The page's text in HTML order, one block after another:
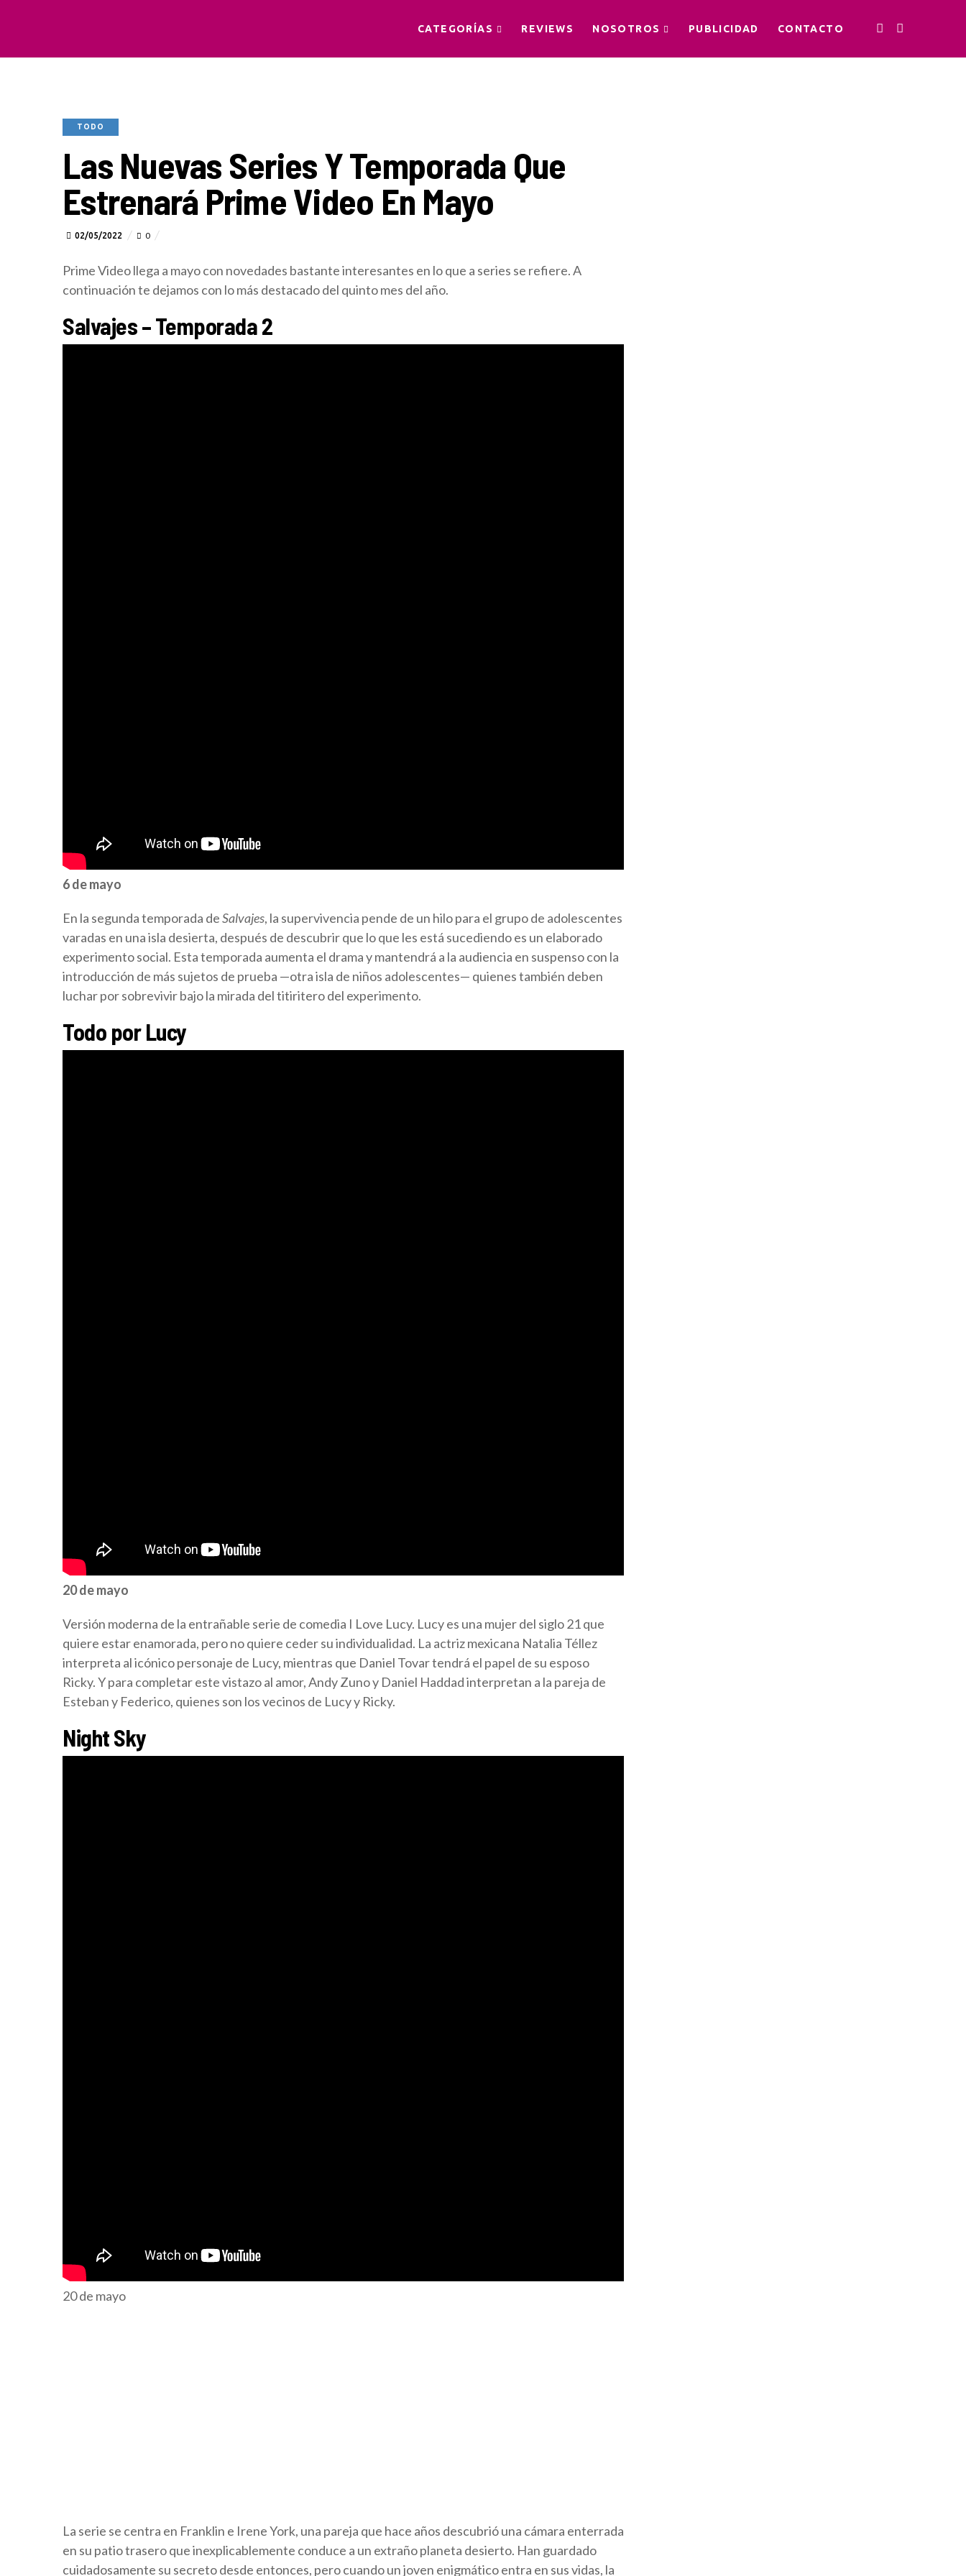
CATEGORÍAS REVIEWS NOSOTROS PUBLICIDAD CONTACTO
TODO
Las Nuevas Series Y Temporada Que
Estrenará Prime Video En Mayo
02/05/2022 0
Prime Video llega a mayo con novedades bastante interesantes en lo que a series se refiere. A
continuación te dejamos con lo más destacado del quinto mes del año.
Salvajes – Temporada 2
6 de mayo
En la segunda temporada deSalvajes, la supervivencia pende de un hilo para el grupo de adolescentes
varadas en una isla desierta, después de descubrir que lo que les está sucediendo es un elaborado
experimento social. Esta temporada aumenta el drama y mantendrá a la audiencia en suspenso con la
introducción de más sujetos de prueba —otra isla de niños adolescentes— quienes también deben
luchar por sobrevivir bajo la mirada del titiritero del experimento.
Todo por Lucy
20 de mayo
Versión moderna de la entrañable serie de comedia I Love Lucy. Lucy es una mujer del siglo 21 que
quiere estar enamorada, pero no quiere ceder su individualidad. La actriz mexicana Natalia Téllez
interpreta al icónico personaje de Lucy, mientras que Daniel Tovar tendrá el papel de su esposo
Ricky. Y para completar este vistazo al amor, Andy Zuno y Daniel Haddad interpretan a la pareja de
Esteban y Federico, quienes son los vecinos de Lucy y Ricky.
Night Sky
20 de mayo
La serie se centra en Franklin e Irene York, una pareja que hace años descubrió una cámara enterrada
en su patio trasero que inexplicablemente conduce a un extraño planeta desierto. Han guardado
cuidadosamente su secreto desde entonces, pero cuando un joven enigmático entra en sus vidas, la